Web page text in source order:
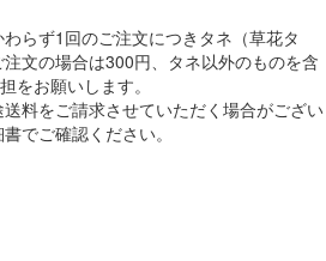
わらず1回のご注文につきタネ（草花タ
文の場合は300円、タネ以外のものを含
をお願いします。
送料をご請求させていただく場合がござい
でご確認ください。